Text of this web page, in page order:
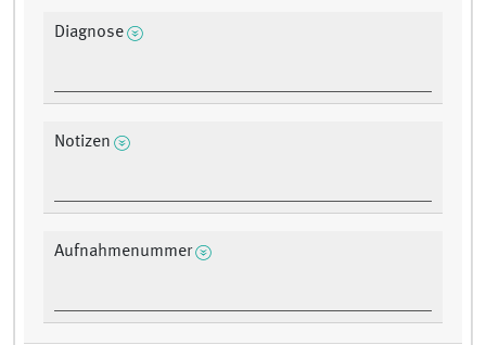
Diagnose
Notizen
Aufnahmenummer